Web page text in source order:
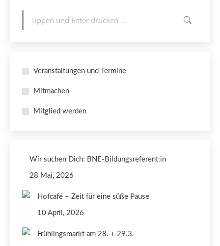
Suchen:
Veranstaltungen und Termine
Mitmachen
Mitglied werden
Wir suchen Dich: BNE-Bildungsreferent:in
28 Mai, 2026
Hofcafé – Zeit für eine süße Pause
10 April, 2026
Frühlingsmarkt am 28. + 29.3.